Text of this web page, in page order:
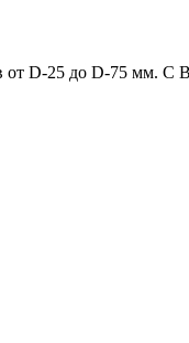
от D-25 до D-75 мм. С